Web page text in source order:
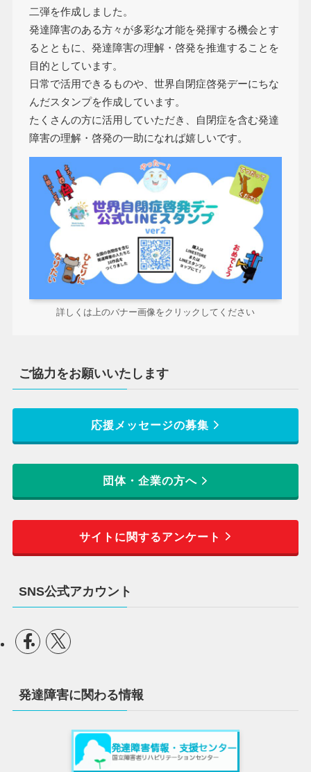
二弾を作成しました。
発達障害のある方々が多彩な才能を発揮する機会とす
るとともに、発達障害の理解・啓発を推進することを
目的としています。
日常で活用できるものや、世界自閉症啓発デーにちな
んだスタンプを作成しています。
たくさんの方に活用していただき、自閉症を含む発達
障害の理解・啓発の一助になれば嬉しいです。
詳しくは上のバナー画像をクリックしてください
ご協力をお願いいたします
応援メッセージの募集
団体・企業の方へ
サイトに関するアンケート
SNS公式アカウント
発達障害に関わる情報